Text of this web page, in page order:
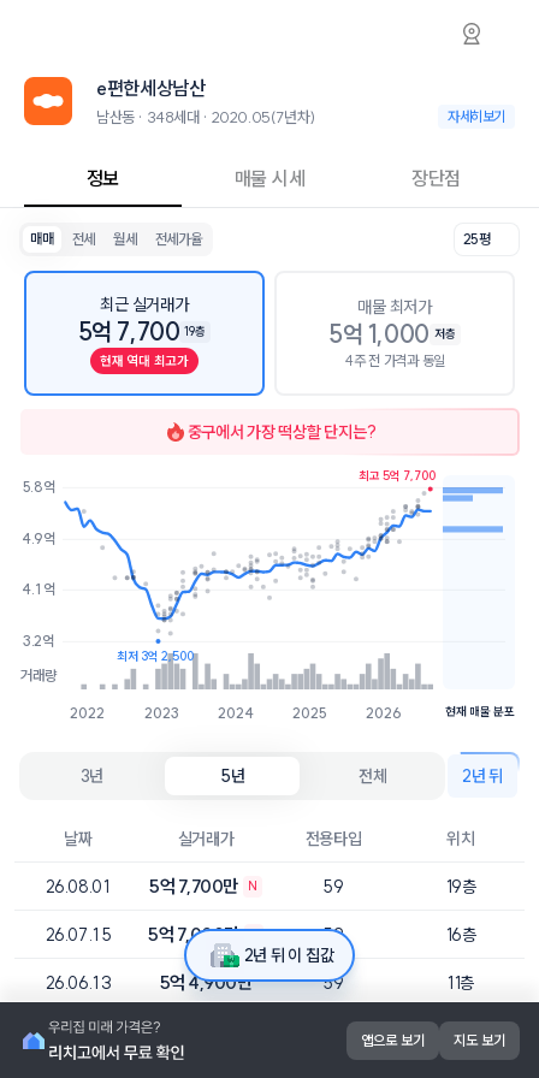
남산동 e편한세상남산 아파트 시세·실거래가
e편한세상남산은 남산동에 위치한 348세대 아파트로, 2020.05 입주
2026년 8월 8일 기준 25평형의 매매 시세는 5.4억, 전세는 2.9억입니
인근 학군으로는 대구남산초등학교, 경구중학교가 있습니다.
최고 25층, 용적률 342%, 건폐율 20%의 단지입니다.
e편한세상남산
e편한세상남산
남산동 · 348세대 · 2020.05(7년차) 남산동 · 348세
자세히보기
정보 매물 시세 장단점
매매 전세 월세 전세가율 25평
최근 실거래가
5억 7,700 19층
현재 역대 최고가
매물 최저가
5억 1,000 저층
4주 전 가격과 동일
중구에서 가장 떡상할 단지는?
2022 2023 2024 2025 2026
거래량
3.2억
4.1억
4.9억
5.8억
최고 5억 7,700
최저 3억 2,500
매물수
5.6억
현재 매물 분포
3년 5년 전체 2년 뒤
날짜 실거래가 전용타입 위치
26.08.01 5억 7,700만 N 59 19층
26.07.15 5억 7,000만 N 59 16층
26.06.13 5억 4,900만 59 11층
26.06.07 102동 24층
2년 뒤 이 집값
앱으로 보기 지도 보기